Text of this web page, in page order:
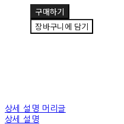
구매하기
장바구니에 담기
상세 설명 머리글
상세 설명